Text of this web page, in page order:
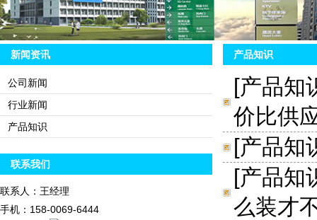
新闻资讯
公司新闻
行业新闻
产品知识
联系我们
联系人：王经理
手机：158-0069-6444
产品知识
[产品知
价比供
[产品知
[产品知
么装才